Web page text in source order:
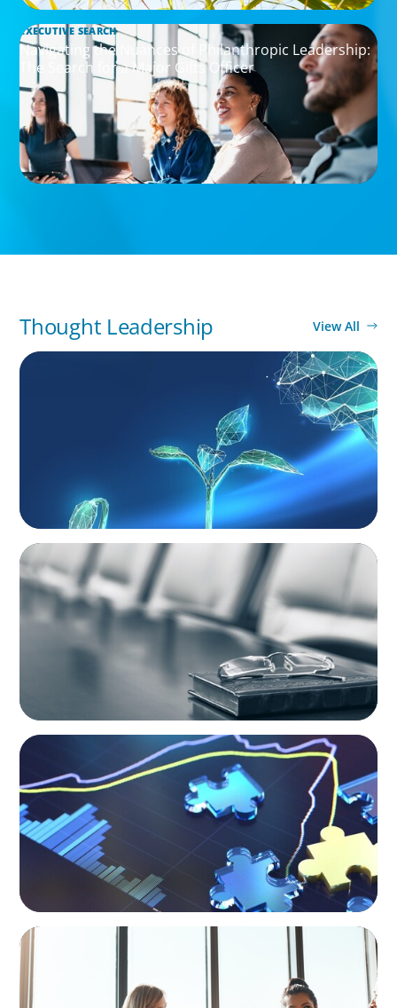
EXECUTIVE SEARCH
Navigating the Nuances of Philanthropic Leadership:
The Search for a Major Gifts Officer
Thought Leadership View All
ARTICLES & PAPERS
Navigating Uncertainty: Private Equity's Next
BLOG
Private Company Boards Then and Now:
From Bodies of Representation to Engines of
Strategic Capability
NEWSLETTER
The CFO Leadership Lens
BLOG
The High-Stakes Season of Hiring